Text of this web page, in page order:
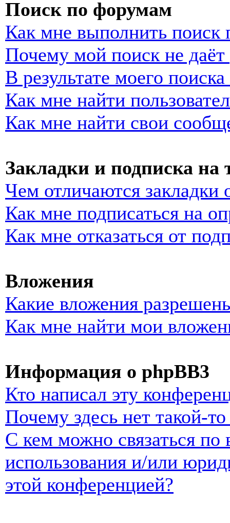
Поиск по форумам
Как мне выполнить
Почему мой поиск не даёт
В результате моего
Как мне найти
Как мне найти свои
Закладки и подписка на
Чем отличаются закладки
Как мне подписаться на
Как мне отказаться от
Вложения
Какие вложения
Как мне найти мои
Информация о phpBB3
Кто написал эту
Почему здесь нет такой-
С кем можно связаться по
использования и/или
этой конференцией?